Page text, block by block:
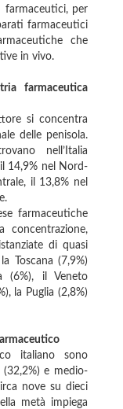
farmaceutici, per
farmaceutici
che
in vivo.
farmaceutica
si concentra
delle penisola.
nell’Italia
14,9% nel Nord-
il 13,8% nel
farmaceutiche
di quasi
Toscana (7,9%)
(6%), il Veneto
la Puglia (2,8%)
italiano sono
e medio-
nove su dieci
metà impiega